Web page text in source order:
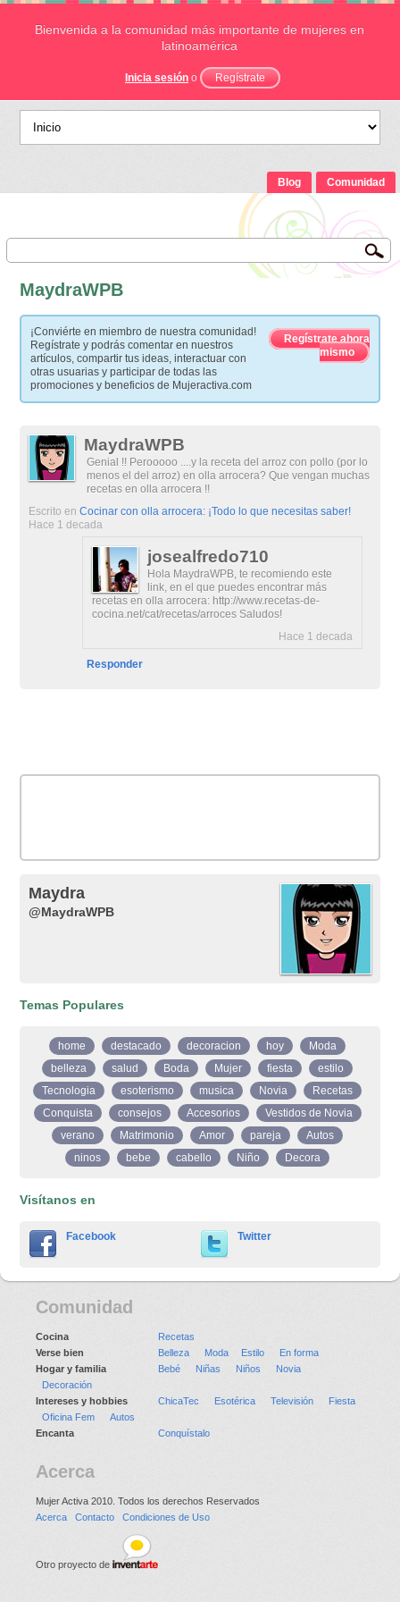
Bienvenida a la comunidad más importante de mujeres en
latinoamérica
Inicia sesión o Regístrate
Blog Comunidad
MaydraWPB
¡Conviérte en miembro de nuestra comunidad!
Regístrate y podrás comentar en nuestros
artículos, compartir tus ideas, interactuar con
otras usuarias y participar de todas las
promociones y beneficios de Mujeractiva.com
Regístrate ahora
mismo
MaydraWPB
Genial !! Perooooo ....y la receta del arroz con pollo (por lo
menos el del arroz) en olla arrocera? Que vengan muchas
recetas en olla arrocera !!
Escrito enCocinar con olla arrocera: ¡Todo lo que necesitas saber!
Hace 1 decada
josealfredo710
Hola MaydraWPB, te recomiendo este
link, en el que puedes encontrar más
recetas en olla arrocera: http://www.recetas-de-
cocina.net/cat/recetas/arroces Saludos!
Hace 1 decada
Responder
Maydra
@MaydraWPB
Temas Populares
home destacado decoracion hoy
Moda
belleza
salud Boda Mujer fiesta
estilo
Tecnologia
esoterismo musica Novia
Recetas
Conquista
consejos Accesorios
Vestidos de Novia
verano
Matrimonio Amor pareja
Autos
ninos
bebe cabello Niño Decora
Visítanos en
Facebook Twitter
Comunidad
Cocina
Recetas
Verse bien
Belleza Moda Estilo
En forma
Hogar y familia
Bebé Niñas Niños
Novia
Decoración
Intereses y hobbies
ChicaTec Esotérica Televisión
Fiesta
Oficina Fem
Autos
Encanta
Conquístalo
Acerca
Mujer Activa 2010. Todos los derechos Reservados
Acerca
Contacto Condiciones de Uso
Otro proyecto de